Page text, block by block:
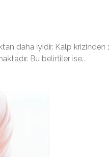
daha iyidir. Kalp krizinden
Bu belirtiler ise..